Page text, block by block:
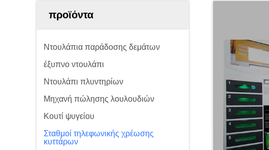
προϊόντα
Ντουλάπια παράδοσης δεμάτων
έξυπνο ντουλάπι
Ντουλάπι πλυντηρίων
Μηχανή πώλησης λουλουδιών
Κουτί ψυγείου
Σταθμοί τηλεφωνικής χρέωσης
κυττάρων